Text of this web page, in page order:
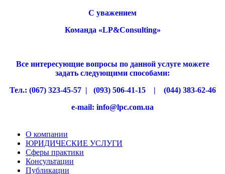
С уважением
Команда «LP&Consulting»
Все интересующие вопросы по данной услуге можете
задать следующими способами:
Тел.: (067) 323-45-57 | (093) 506-41-15 | (044) 383-62-46
e-mail: info@lpc.com.ua
О компании
ЮРИДИЧЕСКИЕ УСЛУГИ
Сферы практики
Консультации
Публикации